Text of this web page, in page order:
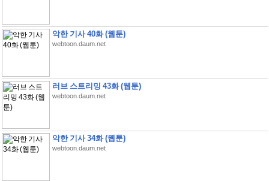
악한 기사 40화 (웹툰)
webtoon.daum.net
러브 스트리밍 43화 (웹툰)
webtoon.daum.net
악한 기사 34화 (웹툰)
webtoon.daum.net